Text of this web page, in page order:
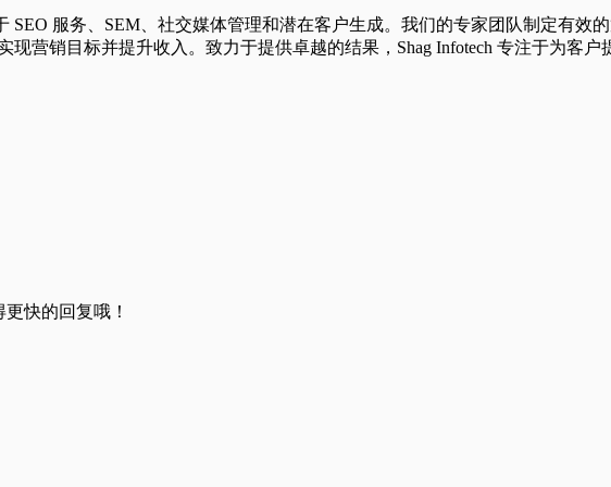
SEO 服务、SEM、社交媒体管理和潜在客户生成。我们的专家团队制定有
营销目标并提升收入。致力于提供卓越的结果，Shag Infotech 专注于为客户
更快的回复哦！